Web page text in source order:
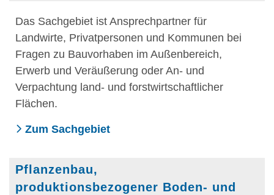
Das Sachgebiet ist Ansprechpartner für
Landwirte, Privatpersonen und Kommunen bei
Fragen zu Bauvorhaben im Außenbereich,
Erwerb und Veräußerung oder An- und
Verpachtung land- und forstwirtschaftlicher
Flächen.
Zum Sachgebiet
Pflanzenbau,
produktionsbezogener Boden- und